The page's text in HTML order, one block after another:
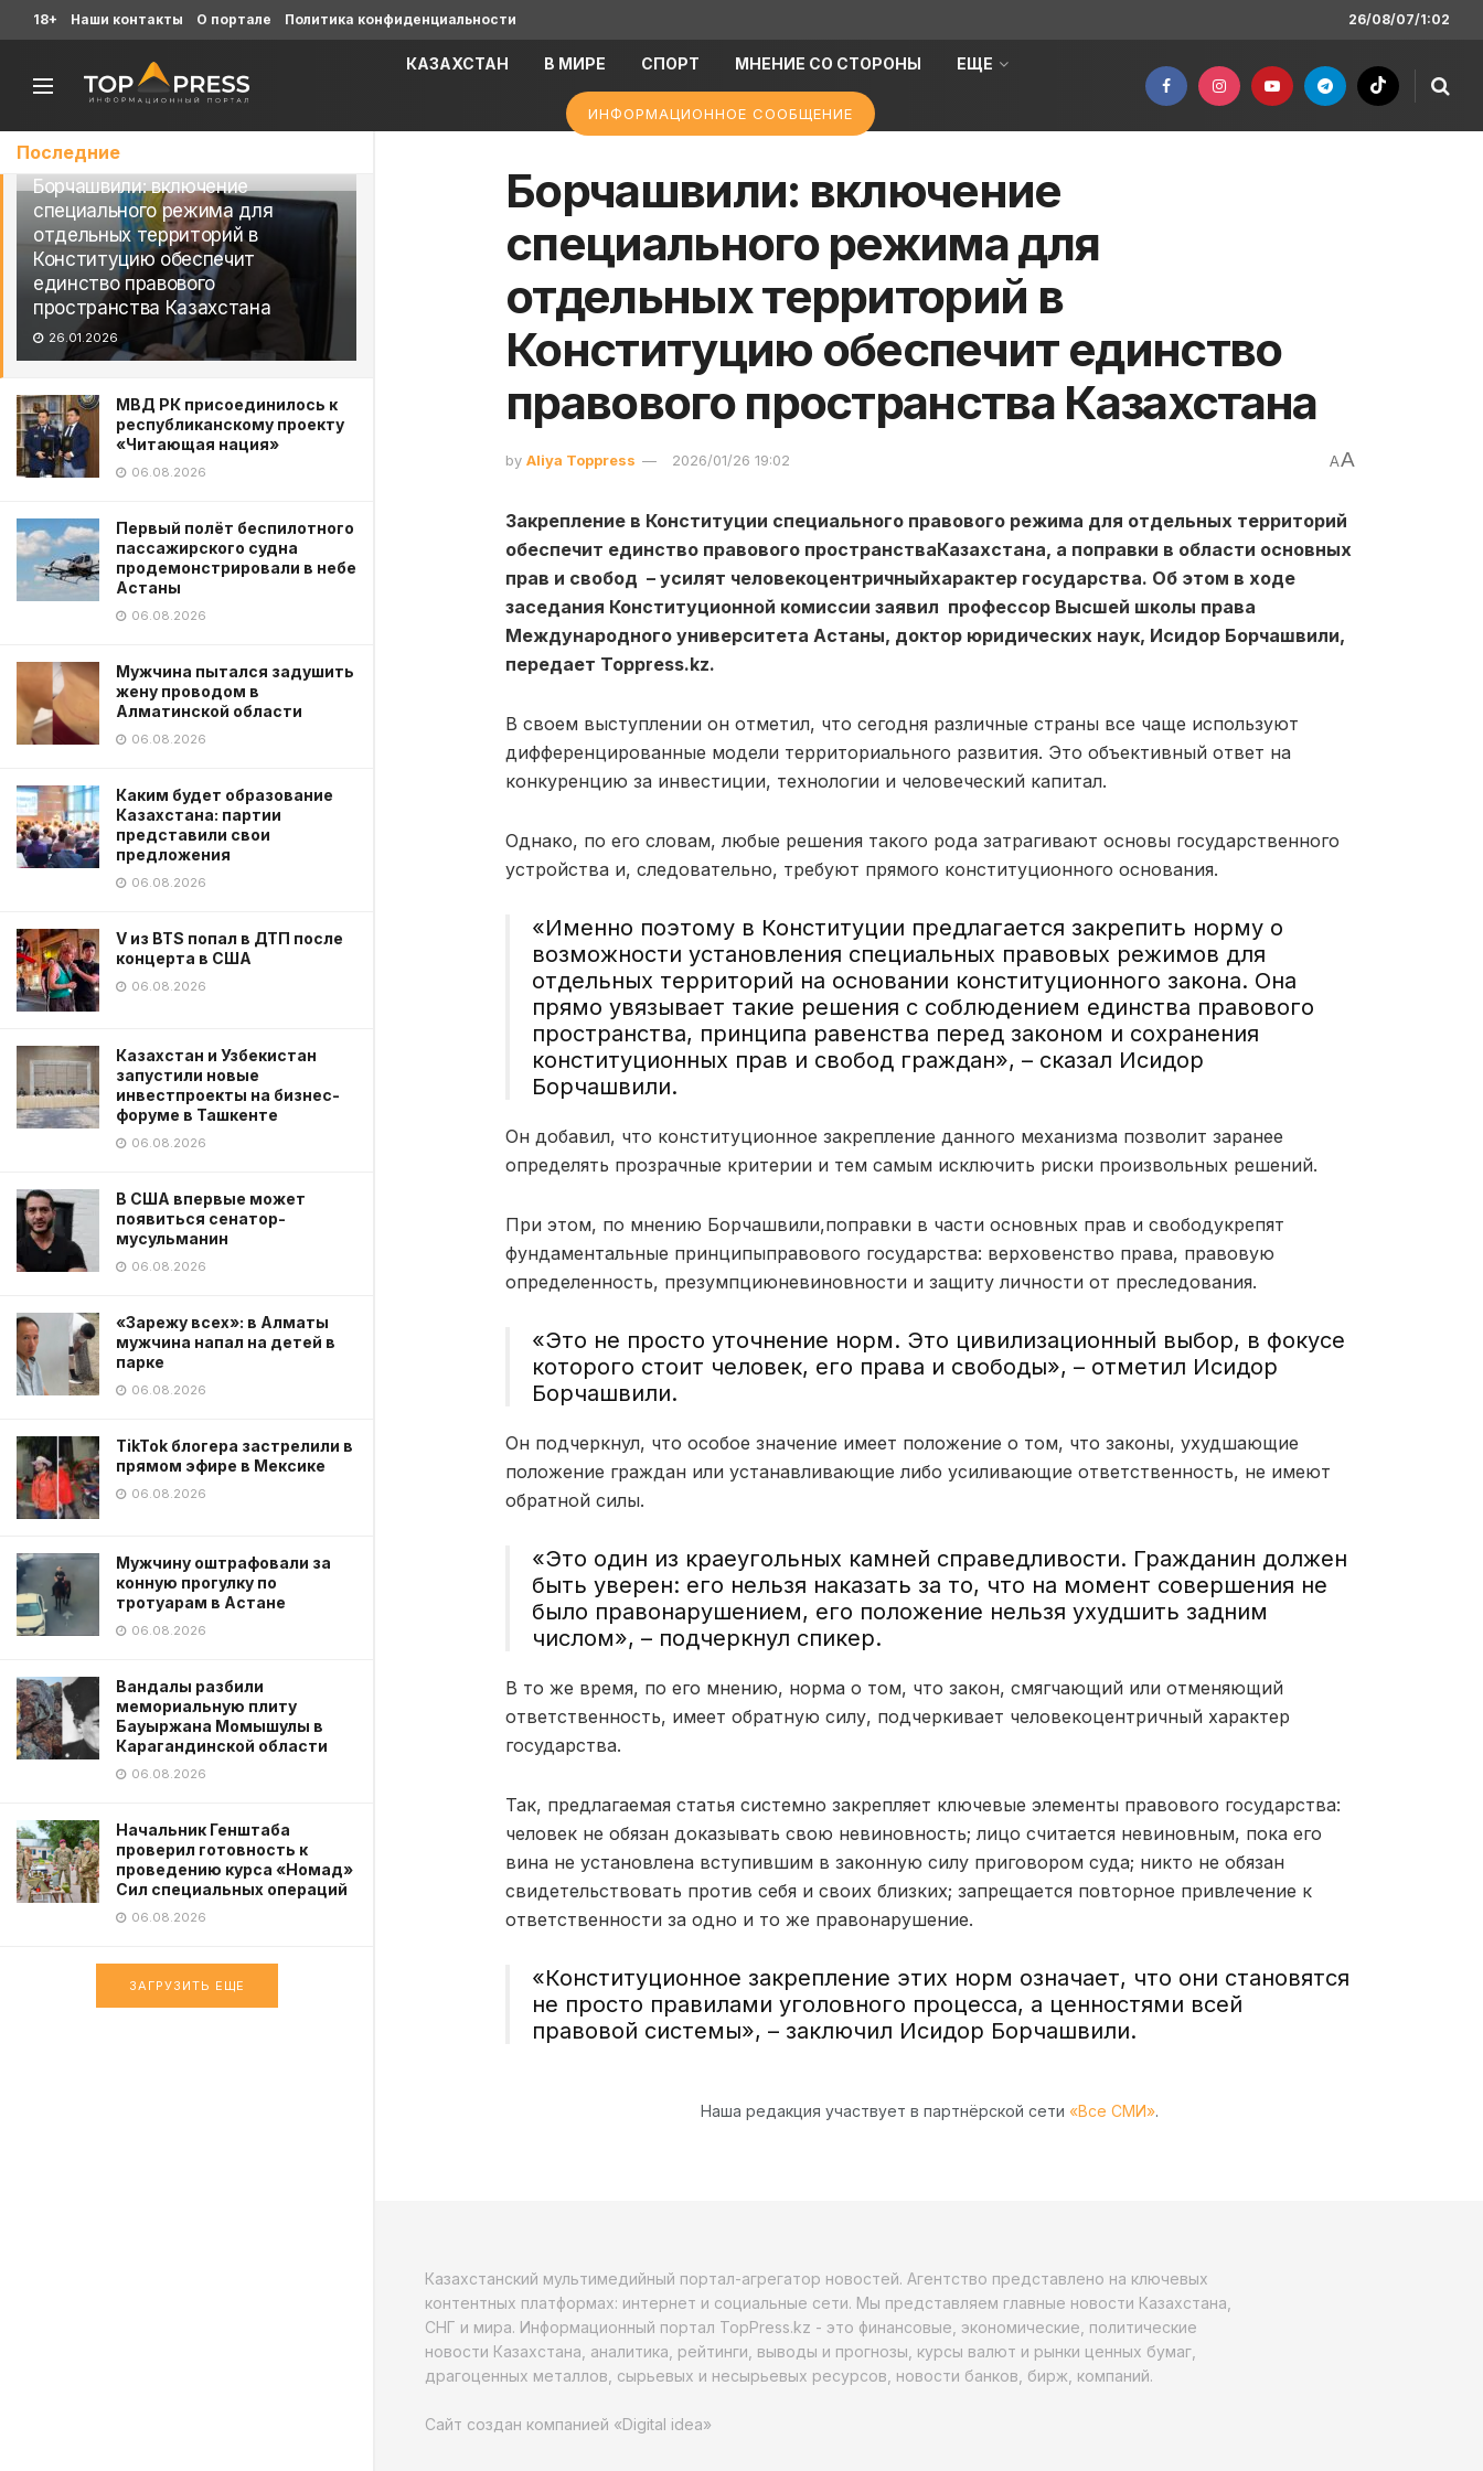
Последние
Борчашвили: включение
специального режима для
отдельных территорий в
Конституцию обеспечит
единство правового
пространства Казахстана
26.01.2026
МВД РК присоединилось к
республиканскому проекту
«Читающая нация»
06.08.2026
Первый полёт беспилотного
пассажирского судна
продемонстрировали в небе
Астаны
06.08.2026
Мужчина пытался задушить
жену проводом в
Алматинской области
06.08.2026
Каким будет образование
Казахстана: партии
представили свои
предложения
06.08.2026
V из BTS попал в ДТП после
концерта в США
06.08.2026
Казахстан и Узбекистан
запустили новые
инвестпроекты на бизнес-
форуме в Ташкенте
06.08.2026
В США впервые может
появиться сенатор-
мусульманин
06.08.2026
«Зарежу всех»: в Алматы
мужчина напал на детей в
парке
06.08.2026
TikTok блогера застрелили в
прямом эфире в Мексике
06.08.2026
Мужчину оштрафовали за
конную прогулку по
тротуарам в Астане
06.08.2026
Вандалы разбили
мемориальную плиту
Бауыржана Момышулы в
Карагандинской области
06.08.2026
Начальник Генштаба
проверил готовность к
проведению курса «Номад»
Сил специальных операций
06.08.2026
ЗАГРУЗИТЬ ЕЩЕ
18+ Наши контакты О портале Политика конфиденциальности 26/08/07/1:02
КАЗАХСТАН В МИРЕ СПОРТ МНЕНИЕ СО СТОРОНЫ ЕЩЕ
ИНФОРМАЦИОННОЕ СООБЩЕНИЕ
Борчашвили: включение
специального режима для
отдельных территорий в
Конституцию обеспечит единство
правового пространства Казахстана
by Aliya Toppress 2026/01/26 19:02 AA
Закрепление в Конституции специального правового режима для отдельных территорий
обеспечит единство правового пространстваКазахстана, а поправки в области основных
прав и свобод – усилят человекоцентричныйхарактер государства. Об этом в ходе
заседания Конституционной комиссии заявил профессор Высшей школы права
Международного университета Астаны, доктор юридических наук, Исидор Борчашвили,
передает Toppress.kz.
В своем выступлении он отметил, что сегодня различные страны все чаще используют
дифференцированные модели территориального развития. Это объективный ответ на
конкуренцию за инвестиции, технологии и человеческий капитал.
Однако, по его словам, любые решения такого рода затрагивают основы государственного
устройства и, следовательно, требуют прямого конституционного основания.
«Именно поэтому в Конституции предлагается закрепить норму о
возможности установления специальных правовых режимов для
отдельных территорий на основании конституционного закона. Она
прямо увязывает такие решения с соблюдением единства правового
пространства, принципа равенства перед законом и сохранения
конституционных прав и свобод граждан», – сказал Исидор
Борчашвили.
Он добавил, что конституционное закрепление данного механизма позволит заранее
определять прозрачные критерии и тем самым исключить риски произвольных решений.
При этом, по мнению Борчашвили,поправки в части основных прав и свободукрепят
фундаментальные принципыправового государства: верховенство права, правовую
определенность, презумпциюневиновности и защиту личности от преследования.
«Это не просто уточнение норм. Это цивилизационный выбор, в фокусе
которого стоит человек, его права и свободы», – отметил Исидор
Борчашвили.
Он подчеркнул, что особое значение имеет положение о том, что законы, ухудшающие
положение граждан или устанавливающие либо усиливающие ответственность, не имеют
обратной силы.
«Это один из краеугольных камней справедливости. Гражданин должен
быть уверен: его нельзя наказать за то, что на момент совершения не
было правонарушением, его положение нельзя ухудшить задним
числом», – подчеркнул спикер.
В то же время, по его мнению, норма о том, что закон, смягчающий или отменяющий
ответственность, имеет обратную силу, подчеркивает человекоцентричный характер
государства.
Так, предлагаемая статья системно закрепляет ключевые элементы правового государства:
человек не обязан доказывать свою невиновность; лицо считается невиновным, пока его
вина не установлена вступившим в законную силу приговором суда; никто не обязан
свидетельствовать против себя и своих близких; запрещается повторное привлечение к
ответственности за одно и то же правонарушение.
«Конституционное закрепление этих норм означает, что они становятся
не просто правилами уголовного процесса, а ценностями всей
правовой системы», – заключил Исидор Борчашвили.
Наша редакция участвует в партнёрской сети «Все СМИ».
Казахстанский мультимедийный портал-агрегатор новостей. Агентство представлено на ключевых
контентных платформах: интернет и социальные сети. Мы представляем главные новости Казахстана,
СНГ и мира. Информационный портал TopPress.kz - это финансовые, экономические, политические
новости Казахстана, аналитика, рейтинги, выводы и прогнозы, курсы валют и рынки ценных бумаг,
драгоценных металлов, сырьевых и несырьевых ресурсов, новости банков, бирж, компаний.
Сайт создан компанией «Digital idea»